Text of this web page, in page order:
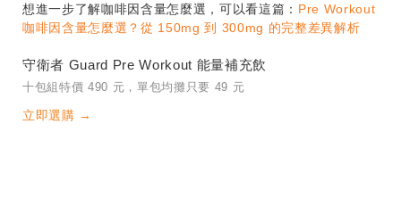
想進一步了解咖啡因含量怎麼選，可以看這篇： Pre Workout
咖啡因含量怎麼選？從 150mg 到 300mg 的完整差異解析
守衛者 Guard Pre Workout 能量補充飲
十包組特價 490 元，單包均攤只要 49 元
立即選購 →